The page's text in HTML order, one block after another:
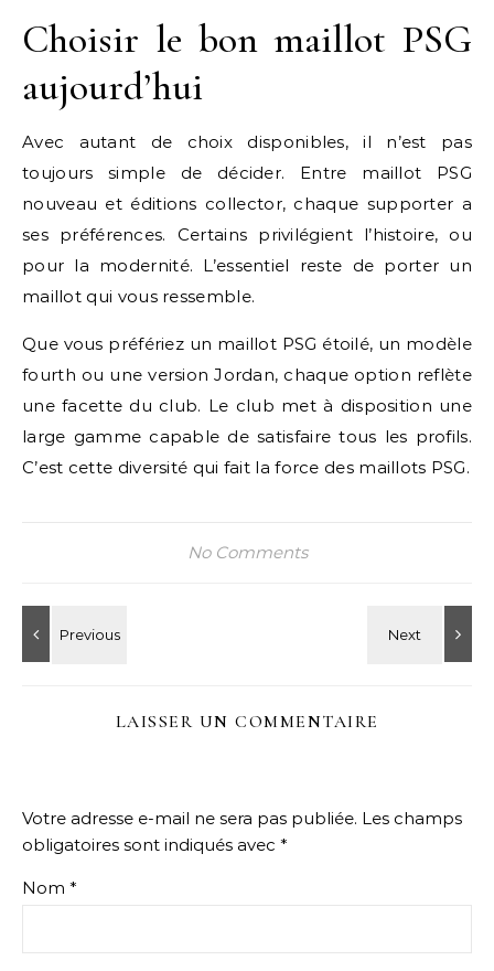
Choisir le bon maillot PSG
aujourd’hui
Avec autant de choix disponibles, il n’est pas
toujours simple de décider. Entre maillot PSG
nouveau et éditions collector, chaque supporter a
ses préférences. Certains privilégient l’histoire, ou
pour la modernité. L’essentiel reste de porter un
maillot qui vous ressemble.
Que vous préfériez un maillot PSG étoilé, un modèle
fourth ou une version Jordan, chaque option reflète
une facette du club. Le club met à disposition une
large gamme capable de satisfaire tous les profils.
C’est cette diversité qui fait la force des maillots PSG.
No Comments
LAISSER UN COMMENTAIRE
Votre adresse e-mail ne sera pas publiée. Les champs
obligatoires sont indiqués avec *
Nom *